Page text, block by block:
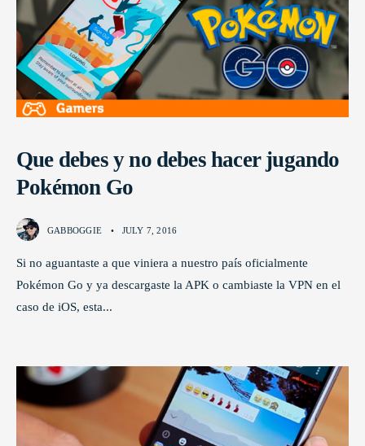
Que debes y no debes hacer jugando
Pokémon Go
GABBOGGIE • JULY 7, 2016
Si no aguantaste a que viniera a nuestro país oficialmente
Pokémon Go y ya descargaste la APK o cambiaste la VPN en el
caso de iOS, esta...